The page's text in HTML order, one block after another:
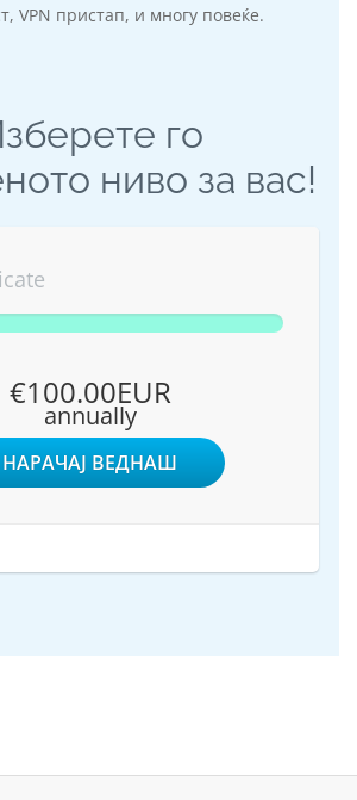
VPN пристап, и многу повеќе.
го
ниво за вас!
€100.00EUR
annually
НАРАЧАЈ ВЕДНАШ